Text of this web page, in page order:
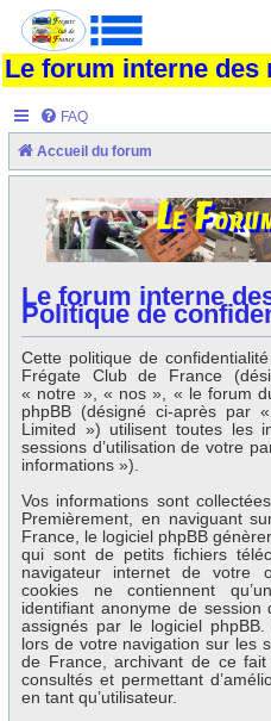
Le forum interne des
FAQ
Accueil du forum
Le forum interne
Politique de
Cette politique de
Frégate Club de France
« notre », « nos », « le forum
phpBB (désigné ci-après par
Limited ») utilisent toutes les
sessions d’utilisation de votre
informations »).
Vos informations sont
Premièrement, en naviguant
France, le logiciel phpBB
qui sont de petits fichiers
navigateur internet de votre
cookies ne contiennent
identifiant anonyme de
assignés par le logiciel
lors de votre navigation sur les
de France, archivant de ce
consultés et permettant
en tant qu’utilisateur.